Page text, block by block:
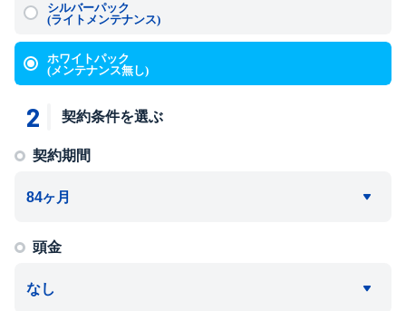
シルバーパック
(ライトメンテナンス)
ホワイトパック
(メンテナンス無し)
2 契約条件を選ぶ
契約期間
頭金